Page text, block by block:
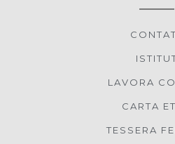
LAVORA
CARTA
TESSERA